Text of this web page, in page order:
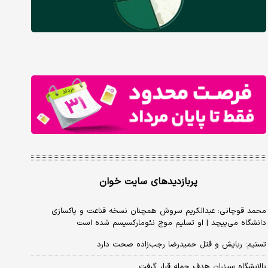
پربازدیدهای سایت خوان
محمد قوچانی: عبدالکریم سروش همچنان نسخه قناعت و پاکسازی
دانشگاه می‌پیچد | او تسلیم موج نئومارکسیسم شده است
تسنیم: ربایش و قتل حمیدرضا رجب‌زاده صحت دارد